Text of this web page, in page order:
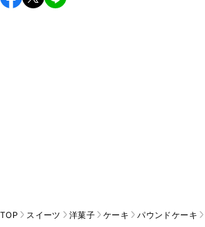
し上がりください。
TOP スイーツ 洋菓子 ケーキ パウンドケーキ